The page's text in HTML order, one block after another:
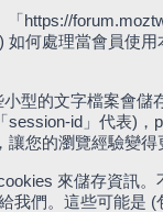
https://
何處理當會員使
型的文字檔案會儲
id」代表)，
您的瀏覽經驗變得
來儲存資訊
我們。這些可能是